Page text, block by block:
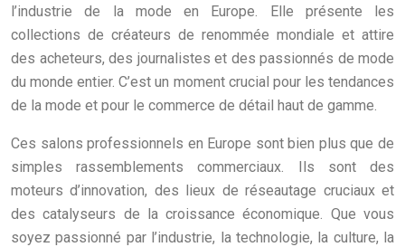
l’industrie de la mode en Europe. Elle présente les
collections de créateurs de renommée mondiale et attire
des acheteurs, des journalistes et des passionnés de mode
du monde entier. C’est un moment crucial pour les tendances
de la mode et pour le commerce de détail haut de gamme.
Ces salons professionnels en Europe sont bien plus que de
simples rassemblements commerciaux. Ils sont des
moteurs d’innovation, des lieux de réseautage cruciaux et
des catalyseurs de la croissance économique. Que vous
soyez passionné par l’industrie, la technologie, la culture, la